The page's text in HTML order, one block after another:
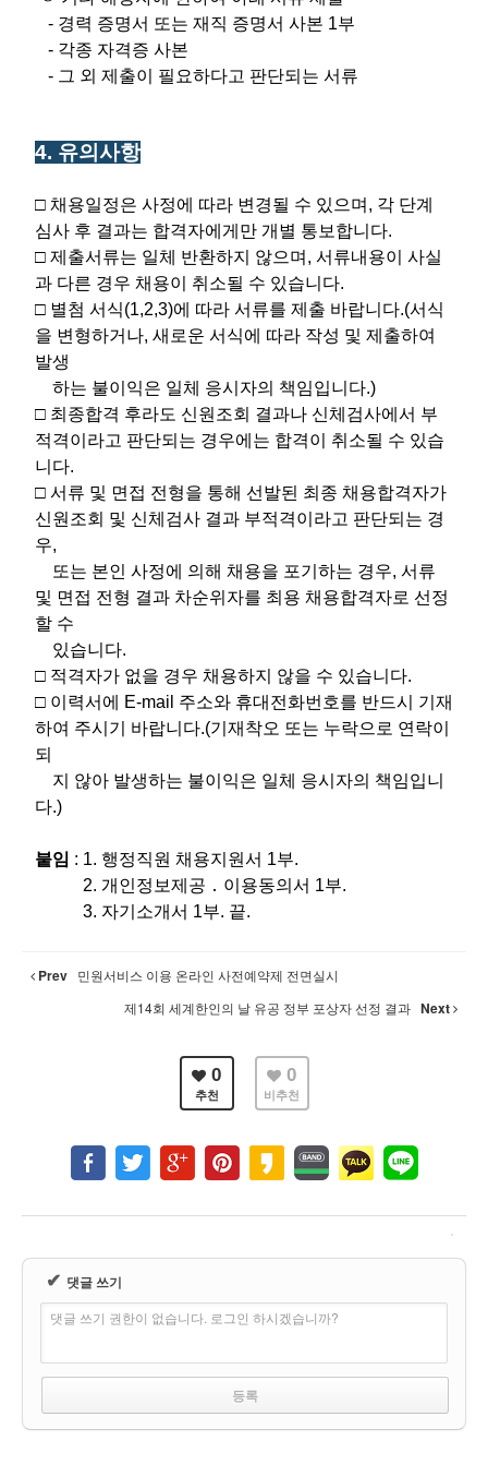
- 경력 증명서 또는 재직 증명서 사본 1부
- 각종 자격증 사본
- 그 외 제출이 필요하다고 판단되는 서류
4. 유의사항
□ 채용일정은 사정에 따라 변경될 수 있으며, 각 단계
심사 후 결과는 합격자에게만 개별 통보합니다.
□ 제출서류는 일체 반환하지 않으며, 서류내용이 사실
과 다른 경우 채용이 취소될 수 있습니다.
□ 별첨 서식(1,2,3)에 따라 서류를 제출 바랍니다.(서식
을 변형하거나, 새로운 서식에 따라 작성 및 제출하여
발생
하는 불이익은 일체 응시자의 책임입니다.)
□ 최종합격 후라도 신원조회 결과나 신체검사에서 부
적격이라고 판단되는 경우에는 합격이 취소될 수 있습
니다.
□ 서류 및 면접 전형을 통해 선발된 최종 채용합격자가
신원조회 및 신체검사 결과 부적격이라고 판단되는 경
우,
또는 본인 사정에 의해 채용을 포기하는 경우, 서류
및 면접 전형 결과 차순위자를 최용 채용합격자로 선정
할 수
있습니다.
□ 적격자가 없을 경우 채용하지 않을 수 있습니다.
​□ 이력서에 E-mail 주소와 휴대전화번호를 반드시 기재
하여 주시기 바랍니다.(기재착오 또는 누락으로 연락이
되
지 않아 발생하는 불이익은 일체 응시자의 책임입니
다.)
붙임 : 1. 행정직원 채용지원서 1부.
2. 개인정보제공 ․ 이용동의서 1부.
3. 자기소개서 1부. 끝.
Prev 민원서비스 이용 온라인 사전예약제 전면실시
제14회 세계한인의 날 유공 정부 포상자 선정 결과 Next
0
추천
0
비추천
✔ 댓글 쓰기
댓글 쓰기 권한이 없습니다. 로그인 하시겠습니까?